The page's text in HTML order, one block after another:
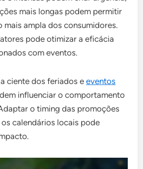
mais longas podem permitir
mais ampla dos consumidores.
pode otimizar a eficácia
com eventos.
ciente dos feriados eeventos
influenciar o comportamento
o timing das promoções
calendários locais pode